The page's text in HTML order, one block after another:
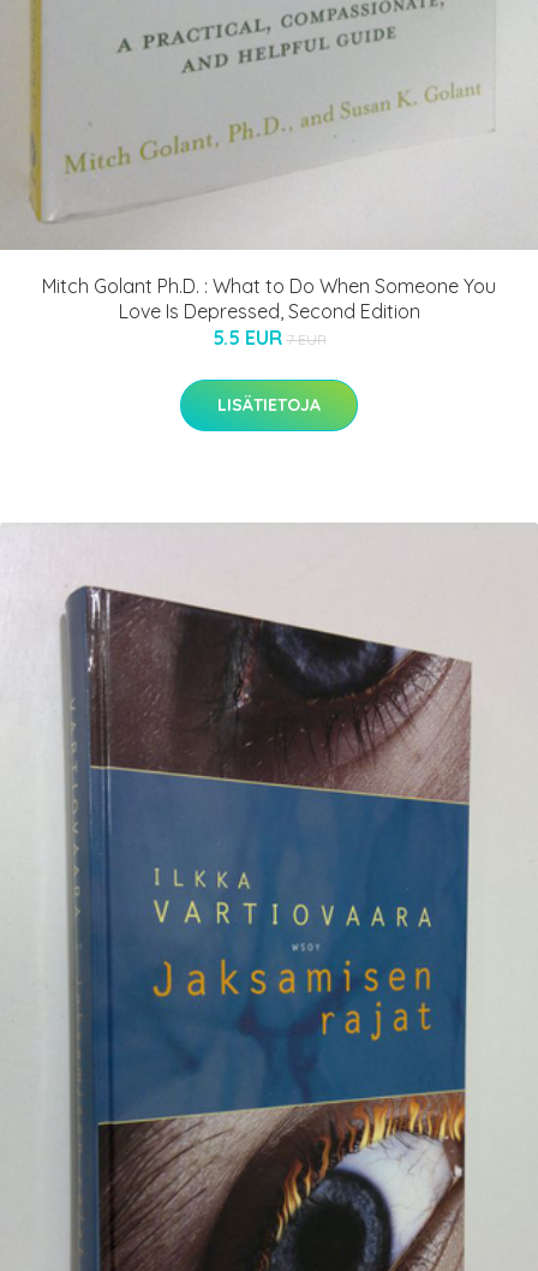
Mitch Golant Ph.D. : What to Do When Someone You
Love Is Depressed, Second Edition
5.5 EUR 7 EUR
LISÄTIETOJA